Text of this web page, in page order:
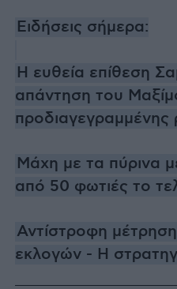
Ειδήσεις σήμερα:
Η ευθεία επίθεση
απάντηση του
προδιαγεγραμμένης
Μάχη με τα πύρινα
από 50 φωτιές το
Αντίστροφη
εκλογών - Η